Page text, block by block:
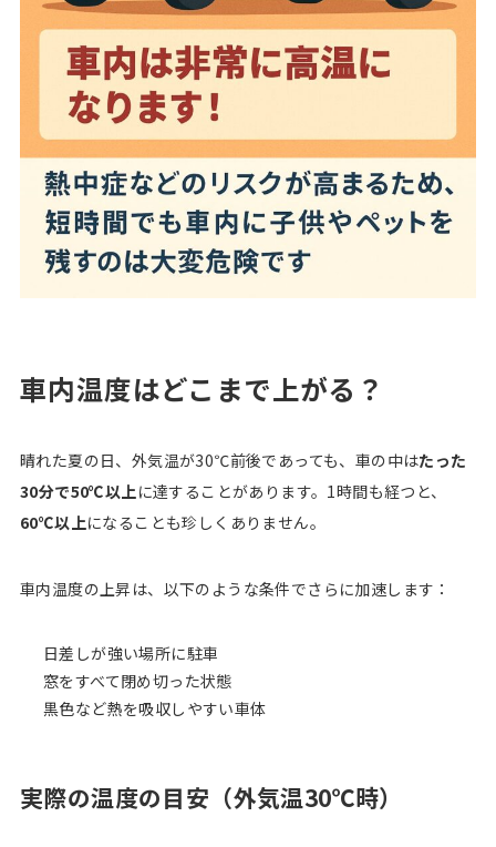
車内温度はどこまで上がる？
晴れた夏の日、外気温が30℃前後であっても、車の中はたった
30分で50℃以上 に達することがあります。1時間も経つと、
60℃以上になることも珍しくありません。
車内温度の上昇は、以下のような条件でさらに加速します：
日差しが強い場所に駐車
窓をすべて閉め切った状態
黒色など熱を吸収しやすい車体
実際の温度の目安（外気温30℃時）